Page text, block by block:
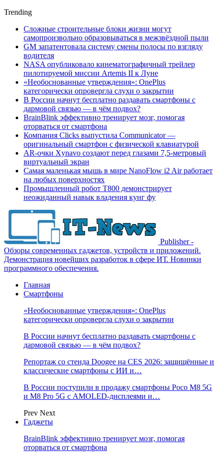
Trending
Сложные строительные блоки жизни могут
самопроизвольно образовываться в межзвёздной пыли
GM запатентовала систему смены полосы по взгляду
водителя
NASA опубликовало кинематографичный трейлер
пилотируемой миссии Artemis II к Луне
«Необоснованные утверждения»: OnePlus
категорически опровергла слухи о закрытии
В России начнут бесплатно раздавать смартфоны с
дармовой связью — в чём подвох?
BrainBlink эффективно тренирует мозг, помогая
оторваться от смартфона
Компания Clicks выпустила Communicator —
оригинальный смартфон с физической клавиатурой
AR-очки Xynavo создают перед глазами 7,5-метровый
виртуальный экран
Самая маленькая мышь в мире NanoFlow i2 Air работает
на любых поверхностях
Промышленный робот Т800 демонстрирует
неожиданный навык владения кунг фу
Publisher -
Обзоры современных гаджетов, устройств и приложений.
Демонстрация новейших разработок в сфере ИТ. Новинки
программного обеспечения.
Главная
Смартфоны
«Необоснованные утверждения»: OnePlus
категорически опровергла слухи о закрытии
В России начнут бесплатно раздавать смартфоны с
дармовой связью — в чём подвох?
Репортаж со стенда Doogee на CES 2026: защищённые и
классические смартфоны с ИИ и…
В России поступили в продажу смартфоны Poco M8 5G
и M8 Pro 5G с AMOLED-дисплеями и…
Prev Next
Гаджеты
BrainBlink эффективно тренирует мозг, помогая
оторваться от смартфона